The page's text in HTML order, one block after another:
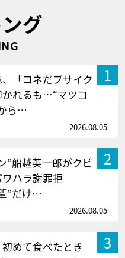
グ
1
「コネだブサイク
かれるも…“マツコ
ら…
2026.08.05
2
”船越英一郎がクビ
ハラ謝罪拒
”だけ…
2026.08.05
3
めて食べたとき